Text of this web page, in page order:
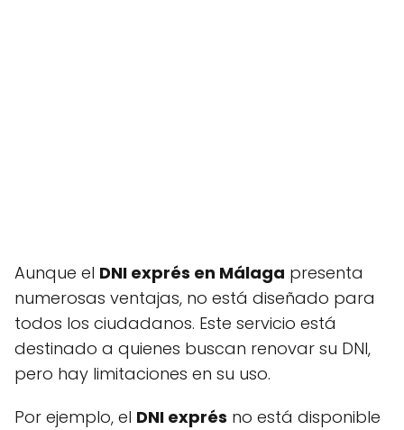
Aunque el DNI exprés en Málaga presenta
numerosas ventajas, no está diseñado para
todos los ciudadanos. Este servicio está
destinado a quienes buscan renovar su DNI,
pero hay limitaciones en su uso.
Por ejemplo, el DNI exprés no está disponible